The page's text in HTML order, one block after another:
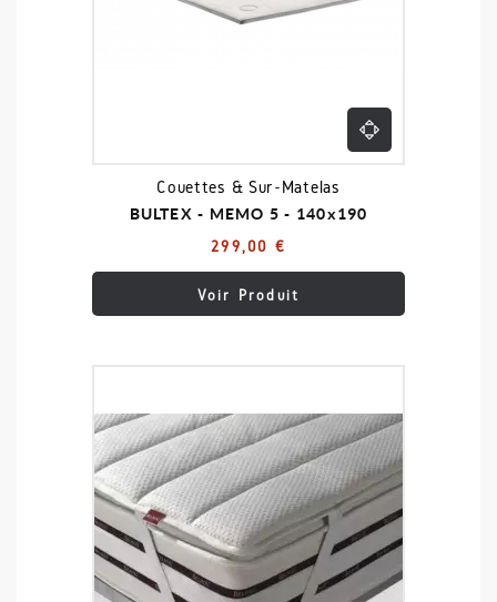
Couettes & Sur-Matelas
BULTEX - MEMO 5 - 140x190
299,00 €
Voir Produit